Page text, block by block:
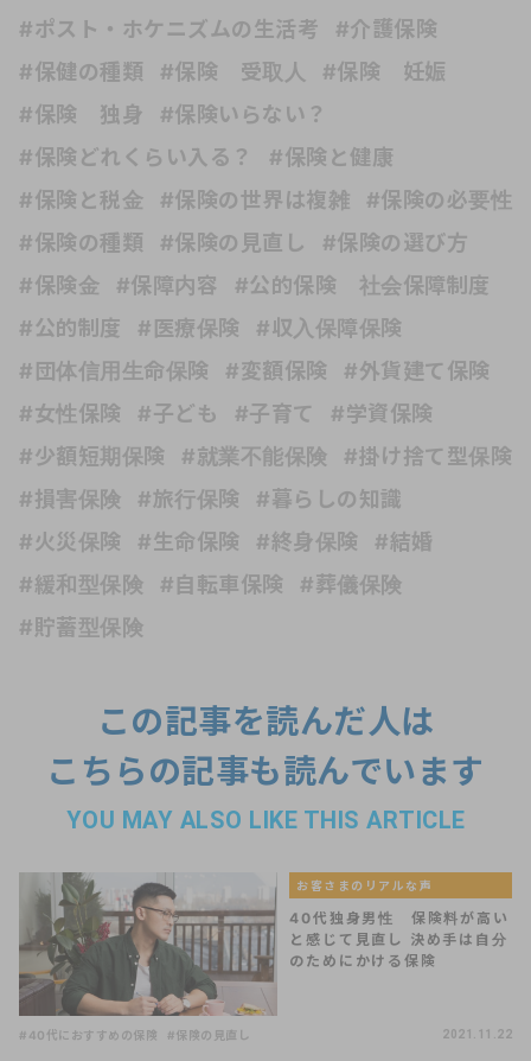
#ポスト・ホケニズムの生活考
#介護保険
#保健の種類
#保険 受取人
#保険 妊娠
#保険 独身
#保険いらない？
#保険どれくらい入る？
#保険と健康
#保険と税金
#保険の世界は複雑
#保険の必要性
#保険の種類
#保険の見直し
#保険の選び方
#保険金
#保障内容
#公的保険 社会保障制度
#公的制度
#医療保険
#収入保障保険
#団体信用生命保険
#変額保険
#外貨建て保険
#女性保険
#子ども #子育て
#学資保険
#少額短期保険
#就業不能保険
#掛け捨て型保険
#損害保険
#旅行保険
#暮らしの知識
#火災保険
#生命保険 #終身保険
#結婚
#緩和型保険
#自転車保険
#葬儀保険
#貯蓄型保険
この記事を読んだ人は
こちらの記事も読んでいます
YOU MAY ALSO LIKE THIS ARTICLE
お客さまのリアルな声
40代独身男性 保険料が高い
と感じて見直し 決め手は自分
のためにかける保険
#40代におすすめの保険 #保険の見直し 2021.11.22